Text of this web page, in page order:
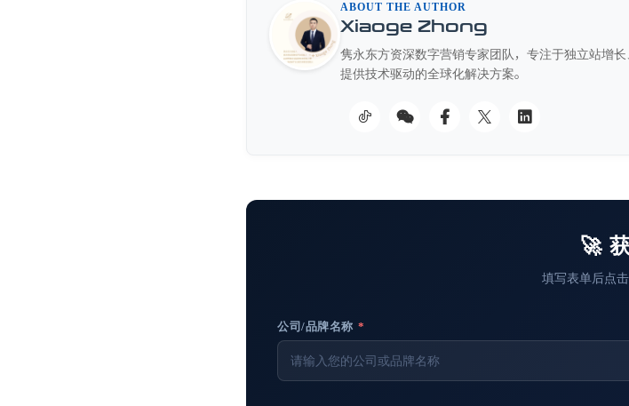
ABOUT THE AUTHOR
Xiaoge Zhong
隽永东方资深数字营销专家团队，专注于独立站增
提供技术驱动的全球化解决方案。
🚀
填写表单后点
公司/品牌名称 *